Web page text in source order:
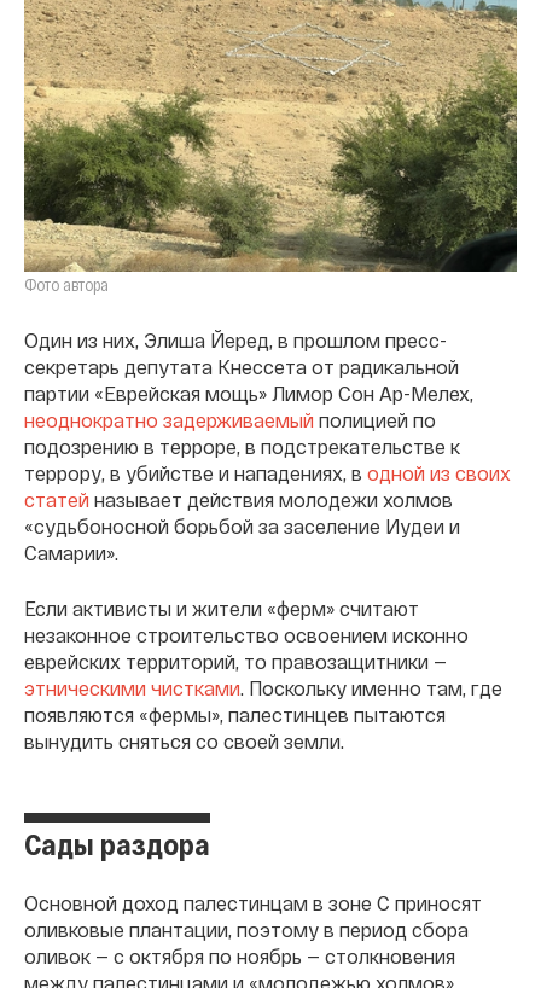
Фото автора
Один из них, Элиша Йеред, в прошлом пресс-
секретарь депутата Кнессета от радикальной
партии «Еврейская мощь» Лимор Сон Ар-Мелех,
неоднократно задерживаемый полицией по
подозрению в терроре, в подстрекательстве к
террору, в убийстве и нападениях, в одной из своих
статей называет действия молодежи холмов
«судьбоносной борьбой за заселение Иудеи и
Самарии».
Если активисты и жители «ферм» считают
незаконное строительство освоением исконно
еврейских территорий, то правозащитники —
этническими чистками. Поскольку именно там, где
появляются «фермы», палестинцев пытаются
вынудить сняться со своей земли.
Сады раздора
Основной доход палестинцам в зоне С приносят
оливковые плантации, поэтому в период сбора
оливок — с октября по ноябрь — столкновения
между палестинцами и «молодежью холмов»